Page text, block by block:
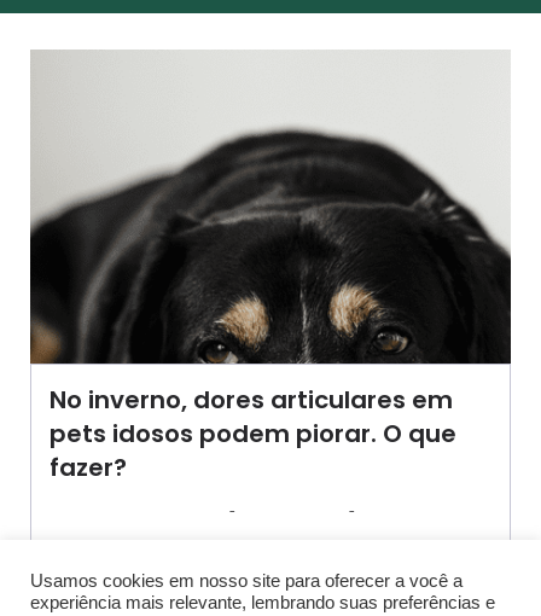
No inverno, dores articulares em
pets idosos podem piorar. O que
fazer?
- -
pode representar[…]
Usamos cookies em nosso site para oferecer a você a
experiência mais relevante, lembrando suas preferências e